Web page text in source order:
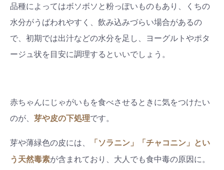
品種によってはボソボソと粉っぽいものもあり、くちの
水分がうばわれやすく、飲み込みづらい場合があるの
で、初期では出汁などの水分を足し、ヨーグルトやポタ
ージュ状を目安に調理するといいでしょう。
赤ちゃんにじゃがいもを食べさせるときに気をつけたい
のが、 芽や皮の下処理です。
芽や薄緑色の皮には、
「ソラニン」「チャコニン」とい
う天然毒素が含まれており、大人でも食中毒の原因に。